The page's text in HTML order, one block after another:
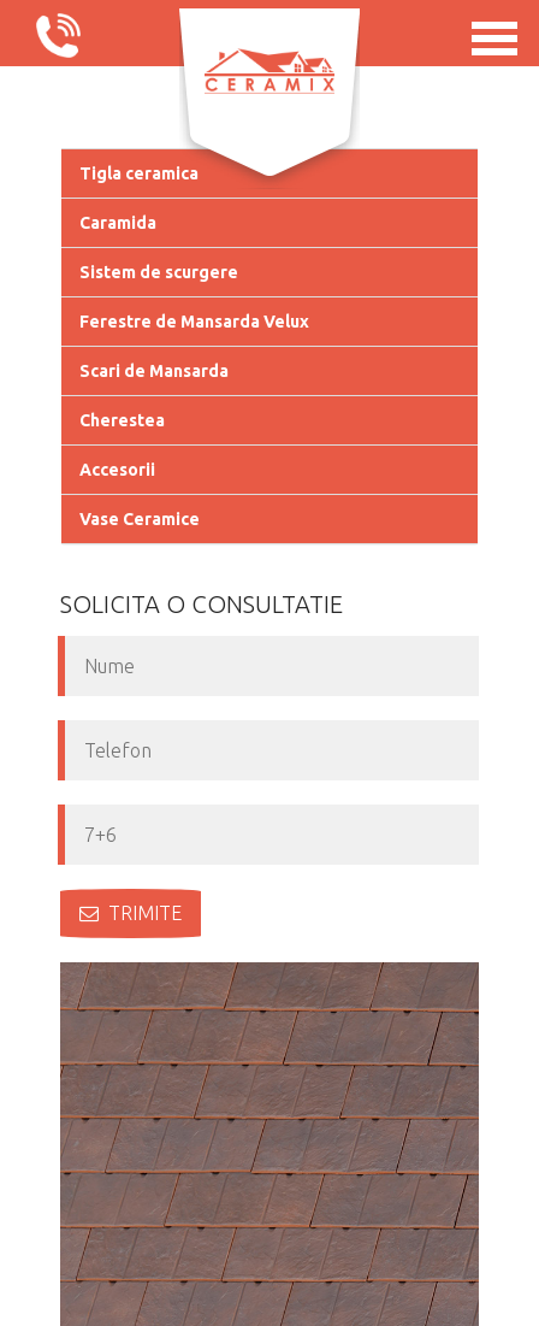
Tigla ceramica
Caramida
Sistem de scurgere
Ferestre de Mansarda Velux
Scari de Mansarda
Cherestea
Accesorii
Vase Ceramice
SOLICITA O CONSULTATIE
TRIMITE